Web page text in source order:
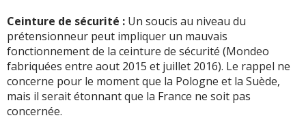
Ceinture de sécurité : Un soucis au niveau du
prétensionneur peut impliquer un mauvais
fonctionnement de la ceinture de sécurité (Mondeo
fabriquées entre aout 2015 et juillet 2016). Le rappel ne
concerne pour le moment que la Pologne et la Suède,
mais il serait étonnant que la France ne soit pas
concernée.